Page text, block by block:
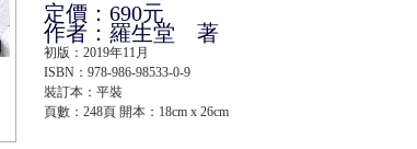
定價：690元
作者：羅生堂 著
初版：2019年11月
ISBN：978-986-98533-0-9
裝訂本：平裝
頁數：248頁 開本：18cm x 26cm